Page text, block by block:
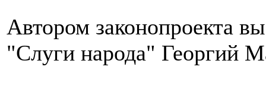
Автором законопроекта
"Слуги народа" Георгий